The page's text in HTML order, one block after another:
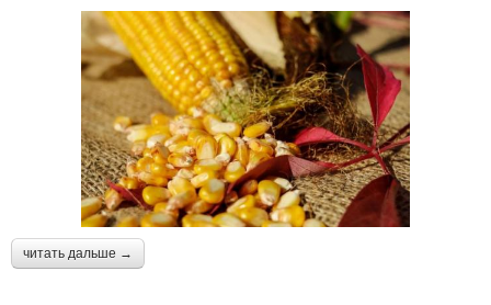
читать дальше →